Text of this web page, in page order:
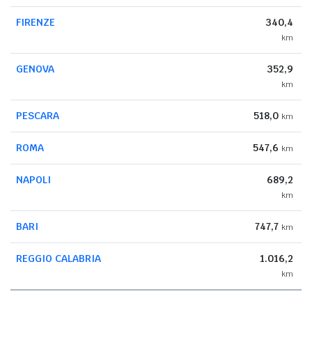
FIRENZE 340,4
km
GENOVA 352,9
km
PESCARA 518,0 km
ROMA 547,6 km
NAPOLI 689,2
km
BARI 747,7 km
REGGIO CALABRIA 1.016,2
km